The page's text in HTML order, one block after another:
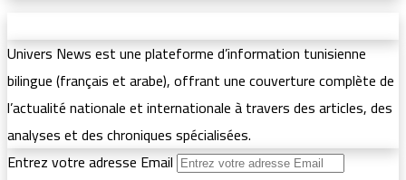
Univers News est une plateforme d’information tunisienne
bilingue (français et arabe), offrant une couverture complète de
l’actualité nationale et internationale à travers des articles, des
analyses et des chroniques spécialisées.
Entrez votre adresse Email